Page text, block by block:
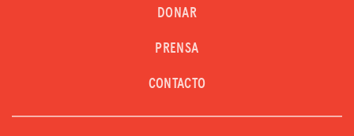
DONAR
PRENSA
CONTACTO